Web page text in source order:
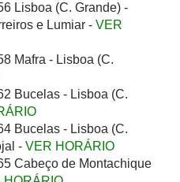
Lisboa (C. Grande) -
e Lumiar - VER
Mafra - Lisboa (C.
Bucelas - Lisboa (C.
Bucelas - Lisboa (C.
- VER HORÁRIO
Cabeço de Montachique